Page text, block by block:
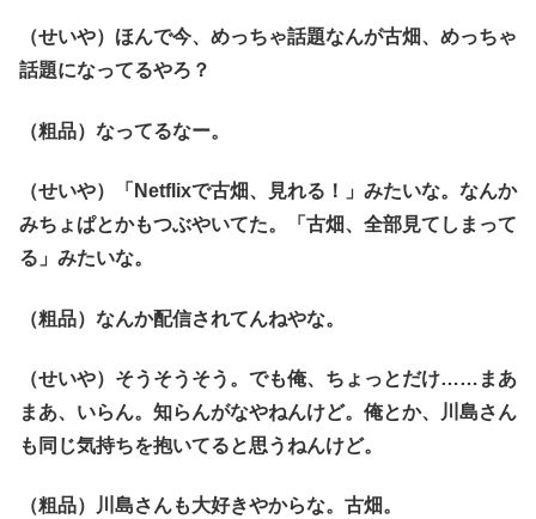
（せいや）ほんで今、めっちゃ話題なんが古畑、めっちゃ
話題になってるやろ？
（粗品）なってるなー。
（せいや）「Netflixで古畑、見れる！」みたいな。なんか
みちょぱとかもつぶやいてた。「古畑、全部見てしまって
る」みたいな。
（粗品）なんか配信されてんねやな。
（せいや）そうそうそう。でも俺、ちょっとだけ……まあ
まあ、いらん。知らんがなやねんけど。俺とか、川島さん
も同じ気持ちを抱いてると思うねんけど。
（粗品）川島さんも大好きやからな。古畑。